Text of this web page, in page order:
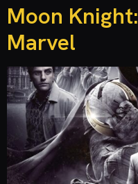
Moon
Marvel